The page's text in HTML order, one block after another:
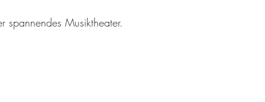
spannendes Musiktheater.